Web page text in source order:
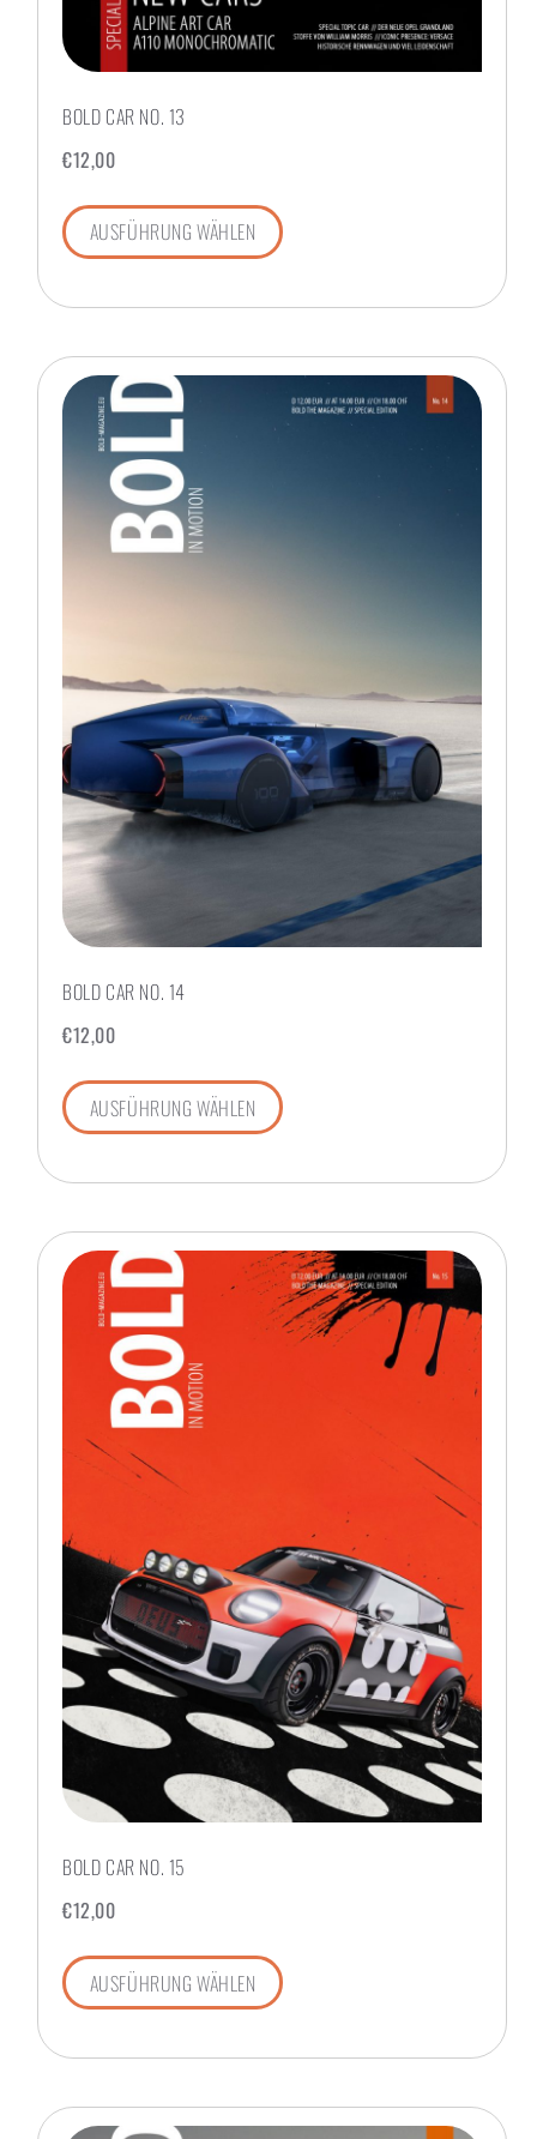
BOLD CAR NO. 13
€12,00
AUSFÜHRUNG WÄHLEN
BOLD CAR NO. 14
€12,00
AUSFÜHRUNG WÄHLEN
BOLD CAR NO. 15
€12,00
AUSFÜHRUNG WÄHLEN